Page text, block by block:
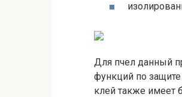
Для пчел данный
функций по
клей также имеет